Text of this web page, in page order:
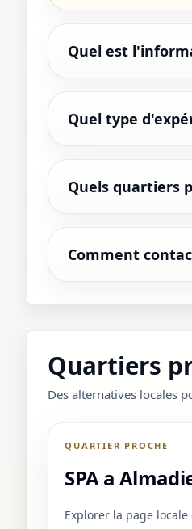
Quel est
Quel type
Quels quartiers
Comment
Quartiers
Des alternatives locales
QUARTIER PROCHE
SPA a
Explorer la page